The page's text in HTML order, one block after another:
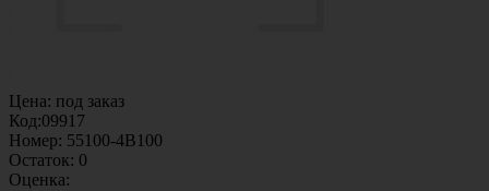
Цена: под заказ
Код:09917
Номер: 55100-4B100
Остаток: 0
Оценка: